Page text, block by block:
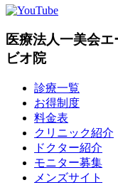
医療法人一美会
ビオ院
診療一覧
お得制度
料金表
クリニック紹介
ドクター紹介
モニター募集
メンズサイト